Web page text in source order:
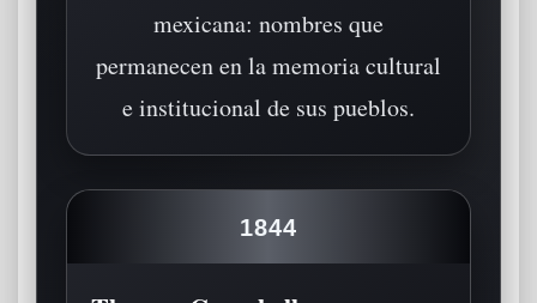
mexicana: nombres que
permanecen en la memoria cultural
e institucional de sus pueblos.
1844